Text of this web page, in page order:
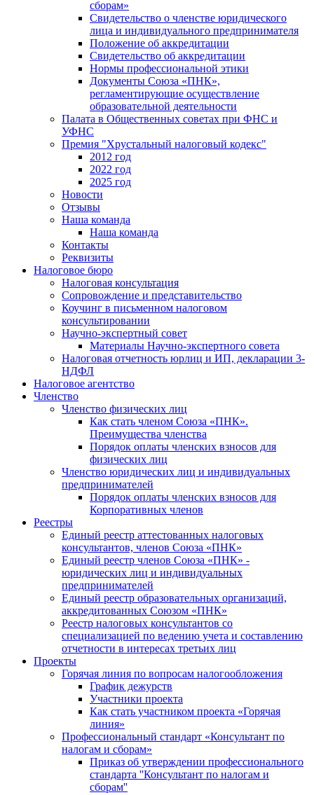
сборам»
Свидетельство о членстве юридического
лица и индивидуального предпринимателя
Положение об аккредитации
Свидетельство об аккредитации
Нормы профессиональной этики
Документы Союза «ПНК»,
регламентирующие осуществление
образовательной деятельности
Палата в Общественных советах при ФНС и
УФНС
Премия "Хрустальный налоговый кодекс"
2012 год
2022 год
2025 год
Новости
Отзывы
Наша команда
Наша команда
Контакты
Реквизиты
Налоговое бюро
Налоговая консультация
Cопровождение и представительство
Коучинг в письменном налоговом
консультировании
Научно-экспертный совет
Материалы Научно-экспертного совета
Налоговая отчетность юрлиц и ИП, декларации 3-
НДФЛ
Налоговое агентство
Членство
Членство физических лиц
Как стать членом Союза «ПНК».
Преимущества членства
Порядок оплаты членских взносов для
физических лиц
Членство юридических лиц и индивидуальных
предпринимателей
Порядок оплаты членских взносов для
Корпоративных членов
Реестры
Единый реестр аттестованных налоговых
консультантов, членов Союза «ПНК»
Единый реестр членов Союза «ПНК» -
юридических лиц и индивидуальных
предпринимателей
Единый реестр образовательных организаций,
аккредитованных Союзом «ПНК»
Реестр налоговых консультантов со
специализацией по ведению учета и составлению
отчетности в интересах третьих лиц
Проекты
Горячая линия по вопросам налогообложения
График дежурств
Участники проекта
Как стать участником проекта «Горячая
линия»
Профессиональный стандарт «Консультант по
налогам и сборам»
Приказ об утверждении профессионального
стандарта ''Консультант по налогам и
сборам''